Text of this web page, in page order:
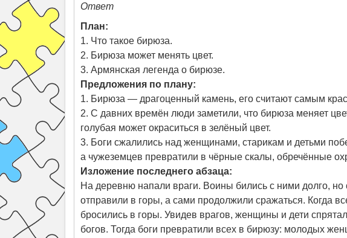
Ответ
План:
1. Что такое бирюза.
2. Бирюза может менять цвет.
3. Армянская легенда о бирюзе.
Предложения по плану:
1. Бирюза — драгоценный камень, его считают самым
2. С давних времён люди заметили, что бирюза меняет
голубая может окраситься в зелёный цвет.
3. Боги сжалились над женщинами, старикам и детьми
а чужеземцев превратили в чёрные скалы, обречённые
Изложение последнего абзаца:
На деревню напали враги. Воины бились с ними долго,
отправили в горы, а сами продолжили сражаться. Когда
бросились в горы. Увидев врагов, женщины и дети
богов. Тогда боги превратили всех в бирюзу: молодых